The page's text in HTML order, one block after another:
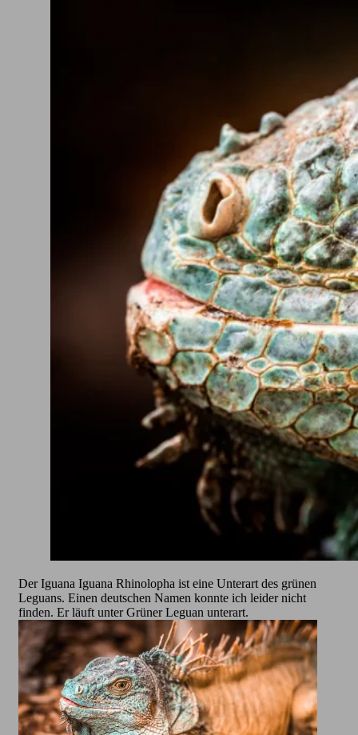
Der Iguana Iguana Rhinolopha ist eine Unterart des grünen
Leguans. Einen deutschen Namen konnte ich leider nicht
finden. Er läuft unter Grüner Leguan unterart.